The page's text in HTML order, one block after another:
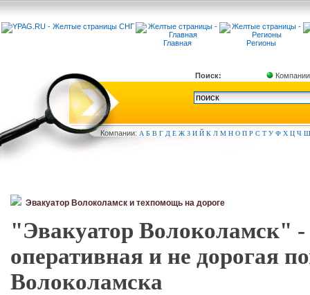
Главная Регионы
Поиск: Компании
Компании: А Б В Г Д Е Ж З И Й К Л М Н О П Р С Т У Ф Х Ц Ч Ш
Эвакуатор Волоколамск и техпомощь на дороге
"Эвакуатор Волоколамск" -
оперативная и не дорогая
Волоколамска